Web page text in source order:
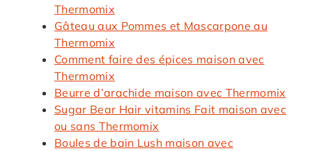
Thermomix
Gâteau aux Pommes et Mascarpone au
Thermomix
Comment faire des épices maison avec
Thermomix
Beurre d’arachide maison avec Thermomix
Sugar Bear Hair vitamins Fait maison avec
ou sans Thermomix
Boules de bain Lush maison avec